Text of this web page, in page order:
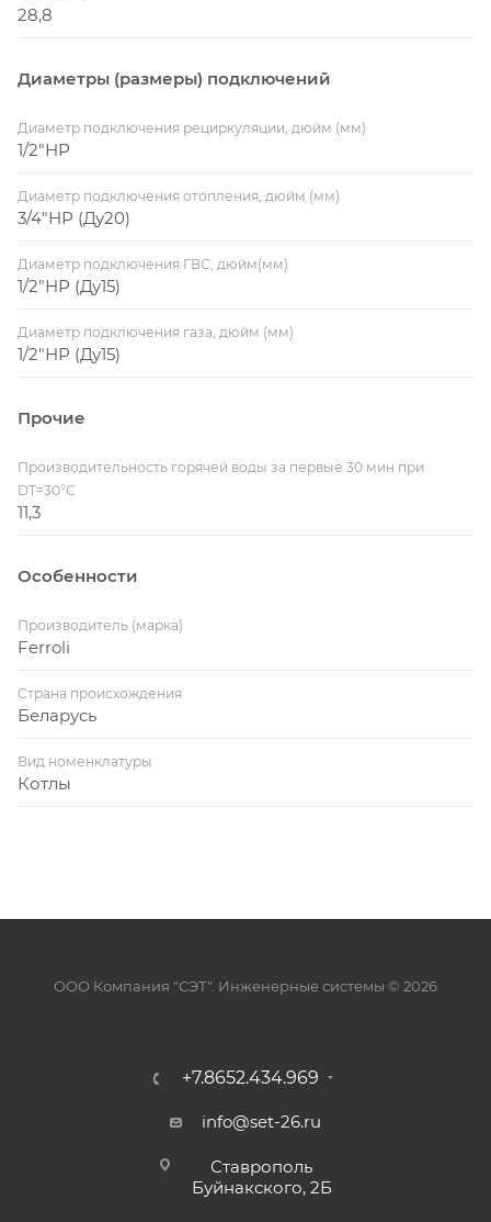
28,8
Диаметры (размеры) подключений
Диаметр подключения рециркуляции, дюйм (мм)
1/2"НР
Диаметр подключения отопления, дюйм (мм)
3/4"НР (Ду20)
Диаметр подключения ГВС, дюйм(мм)
1/2"НР (Ду15)
Диаметр подключения газа, дюйм (мм)
1/2"НР (Ду15)
Прочие
Производительность горячей воды за первые 30 мин при
DT=30°С
11,3
Особенности
Производитель (марка)
Ferroli
Страна происхождения
Беларусь
Вид номенклатуры
Котлы
ООО Компания "СЭТ". Инженерные системы © 2026
+7.8652.434.969
info@set-26.ru
Ставрополь
Буйнакского, 2Б